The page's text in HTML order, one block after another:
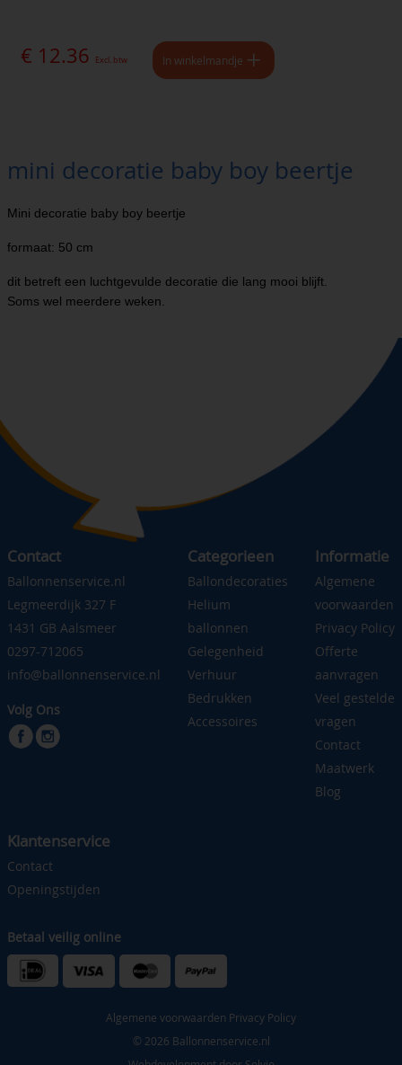
€ 12.36 Excl. btw In winkelmandje
mini decoratie baby boy beertje
Mini decoratie baby boy beertje
formaat: 50 cm
dit betreft een luchtgevulde decoratie die lang mooi blijft.
Soms wel meerdere weken.
Contact
Ballonnenservice.nl
Legmeerdijk 327 F
1431 GB Aalsmeer
0297-712065
info@ballonnenservice.nl
Volg Ons
Categorieen
Ballondecoraties
Helium
ballonnen
Gelegenheid
Verhuur
Bedrukken
Accessoires
Informatie
Algemene
voorwaarden
Privacy Policy
Offerte
aanvragen
Veel gestelde
vragen
Contact
Maatwerk
Blog
Klantenservice
Contact
Openingstijden
Betaal veilig online
Algemene voorwaarden Privacy Policy
© 2026 Ballonnenservice.nl